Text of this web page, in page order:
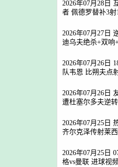
2026年07月28日
者 佩德罗替补3
2026年07月27日
迪乌夫绝杀+双响
2026年07月26日
队韦恩 比朔夫点
2026年07月26日
遭杜塞尔多夫逆转
2026年07月25日
齐尔克泽传射莱
2026年07月25日
格vs曼联 进球视频